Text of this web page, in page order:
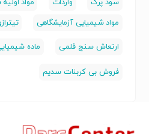
سود پرک واردات
مواد
مواد شیمیایی آزمایشگاهی
ارتعاش سنج قلمی ماده
فروش بی کربنات سدیم